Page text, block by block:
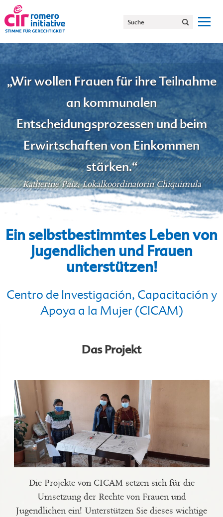
„Wir wollen Frauen für ihre Teilnahme
an kommunalen
Entscheidungsprozessen und beim
Erwirtschaften von Einkommen
stärken.“
Katherine Paiz, Lokalkoordinatorin Chiquimula
Ein selbstbestimmtes Leben von
Jugendlichen und Frauen
unterstützen!
Centro de Investigación, Capacitación y
Apoya a la Mujer (CICAM)
Das Projekt
Die Projekte von CICAM setzen sich für die
Umsetzung der Rechte von Frauen und
Jugendlichen ein! Unterstützen Sie dieses wichtige